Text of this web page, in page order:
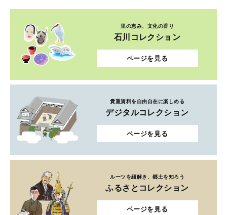
里の恵み、文化の香り
石川コレクション
ページを見る
貴重資料を自由自在に楽しめる
デジタルコレクション
ページを見る
ルーツを紐解き、郷土を知ろう
ふるさとコレクション
ページを見る